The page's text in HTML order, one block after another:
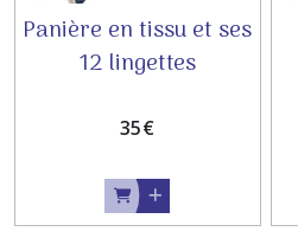
Panière en tissu et ses
12 lingettes
lavables
35€